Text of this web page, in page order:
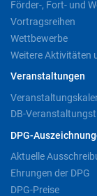
Förder-, Fort- und
Vortragsreihen
Wettbewerbe
Weitere Aktivitäten
Veranstaltungen
DB-
DPG-
Aktuelle
Ehrungen der DPG
DPG-Preise